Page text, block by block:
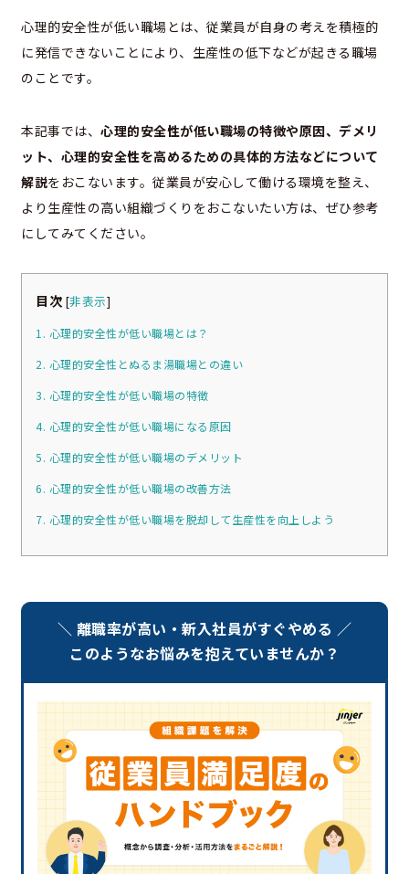
心理的安全性が低い職場とは、従業員が自身の考えを積極的
に発信できないことにより、生産性の低下などが起きる職場
のことです。
本記事では、 心理的安全性が低い職場の特徴や原因、デメリ
ット、心理的安全性を高めるための具体的方法などについて
解説をおこないます。従業員が安心して働ける環境を整え、
より生産性の高い組織づくりをおこないたい方は、ぜひ参考
にしてみてください。
目次 [非表示]
1. 心理的安全性が低い職場とは？
2. 心理的安全性とぬるま湯職場との違い
3. 心理的安全性が低い職場の特徴
4. 心理的安全性が低い職場になる原因
5. 心理的安全性が低い職場のデメリット
6. 心理的安全性が低い職場の改善方法
7. 心理的安全性が低い職場を脱却して生産性を向上しよう
＼ 離職率が高い・新入社員がすぐやめる ／
このようなお悩みを抱えていませんか？